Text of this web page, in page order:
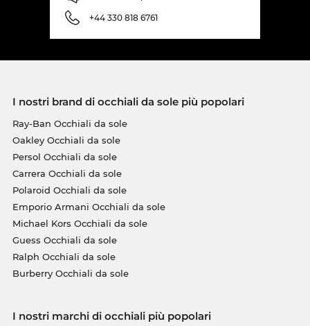
+44 330 818 6761
I nostri brand di occhiali da sole più popolari
Ray-Ban Occhiali da sole
Oakley Occhiali da sole
Persol Occhiali da sole
Carrera Occhiali da sole
Polaroid Occhiali da sole
Emporio Armani Occhiali da sole
Michael Kors Occhiali da sole
Guess Occhiali da sole
Ralph Occhiali da sole
Burberry Occhiali da sole
I nostri marchi di occhiali più popolari